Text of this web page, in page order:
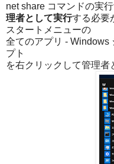
net share コマンドの実
理者として実行する必要
スタートメニューの
全てのアプリ - Windows
プト
を右クリックして管理者